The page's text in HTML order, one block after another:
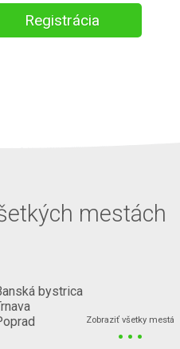
Registrácia
mestách
bystrica
Zobraziť všetky mestá
...